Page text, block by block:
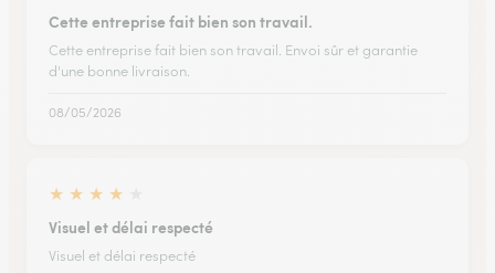
Cette entreprise fait bien son travail.
Cette entreprise fait bien son travail. Envoi sûr et garantie
d'une bonne livraison.
08/05/2026
★ ★ ★ ★
Visuel et délai respecté
Visuel et délai respecté